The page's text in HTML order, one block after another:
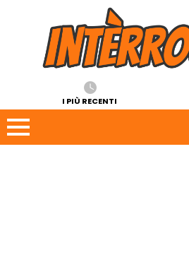
I PIÙ RECENTI